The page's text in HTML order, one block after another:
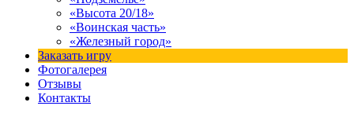
«Высота 20/18»
«Воинская часть»
«Железный город»
Заказать игру
Фотогалерея
Отзывы
Контакты